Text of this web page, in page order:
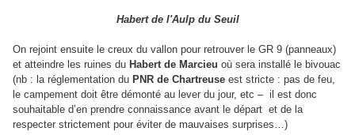
Habert de l'Aulp du Seuil
On rejoint ensuite le creux du vallon pour retrouver le GR 9 (panneaux)
et atteindre les ruines du Habert de Marcieu où sera installé le bivouac
(nb : la réglementation du PNR de Chartreuse est stricte : pas de feu,
le campement doit être démonté au lever du jour, etc – il est donc
souhaitable d’en prendre connaissance avant le départ et de la
respecter strictement pour éviter de mauvaises surprises…)